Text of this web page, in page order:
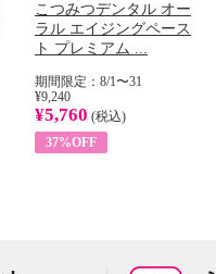
こつみつデンタル オー
ラル エイジングペース
ト プレミアム ...
期間限定：8/1〜31
¥9,240
¥5,760 (税込)
37%OFF